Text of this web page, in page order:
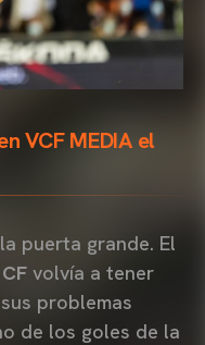
VCF MEDIA el
puerta grande. El
volvía a tener
problemas
de los goles de la